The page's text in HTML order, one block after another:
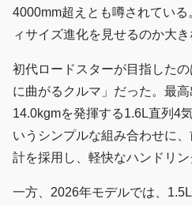
4000mm超えとも噂されてい
ィサイズ進化を見せるのか大
初代ロードスターが目指した
に曲がるクルマ」だった。最
14.0kgmを発揮する1.6L直列4
いうシンプルな組み合わせに
計を採用し、軽快なハンドリン
一方、2026年モデルでは、